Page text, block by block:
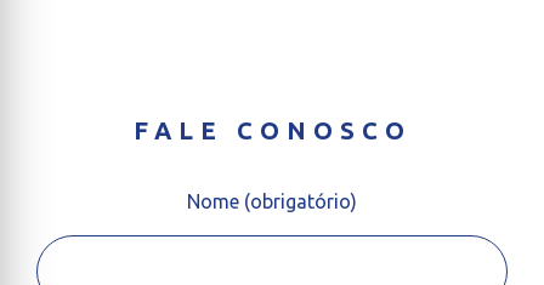
FALE CONOSCO
Nome (obrigatório)